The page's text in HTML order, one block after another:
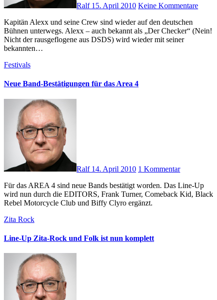
Ralf 15. April 2010 Keine Kommentare
Kapitän Alexx und seine Crew sind wieder auf den deutschen
Bühnen unterwegs. Alexx – auch bekannt als „Der Checker“ (Nein!
Nicht der rausgeflogene aus DSDS) wird wieder mit seiner
bekannten…
Festivals
Neue Band-Bestätigungen für das Area 4
Ralf 14. April 2010 1 Kommentar
Für das AREA 4 sind neue Bands bestätigt worden. Das Line-Up
wird nun durch die EDITORS, Frank Turner, Comeback Kid, Black
Rebel Motorcycle Club und Biffy Clyro ergänzt.
Zita Rock
Line-Up Zita-Rock und Folk ist nun komplett